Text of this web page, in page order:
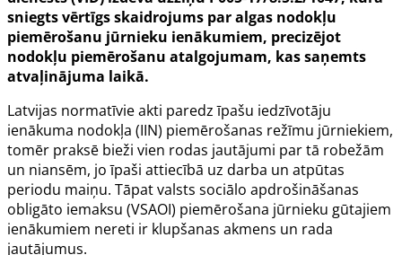
sniegts vērtīgs skaidrojums par algas nodokļu
piemērošanu jūrnieku ienākumiem, precizējot
nodokļu piemērošanu atalgojumam, kas saņemts
atvaļinājuma laikā.
Latvijas normatīvie akti paredz īpašu iedzīvotāju
ienākuma nodokļa (IIN) piemērošanas režīmu jūrniekiem,
tomēr praksē bieži vien rodas jautājumi par tā robežām
un niansēm, jo īpaši attiecībā uz darba un atpūtas
periodu maiņu. Tāpat valsts sociālo apdrošināšanas
obligāto iemaksu (VSAOI) piemērošana jūrnieku gūtajiem
ienākumiem nereti ir klupšanas akmens un rada
jautājumus.